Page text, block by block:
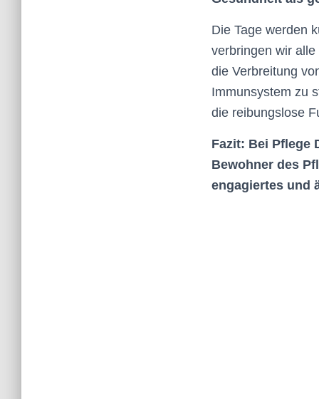
Die Tage werden
verbringen wir
die Verbreitung
Immunsystem zu
die reibungslose
Fazit: Bei Pflege
Bewohner des
engagiertes und